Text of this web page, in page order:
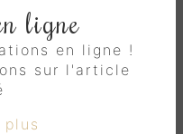
ligne
en ligne !
sur l'article
plus
de
les
les
les